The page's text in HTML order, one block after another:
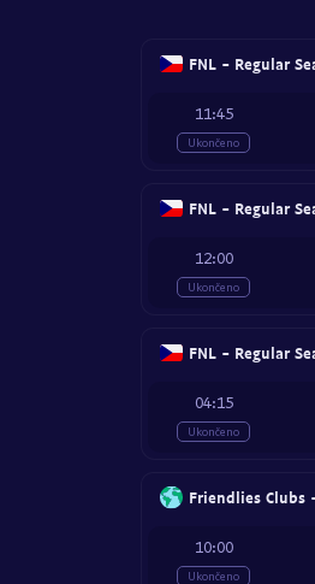
FNL - Regular
11:45
Ukončeno
FNL - Regular
12:00
Ukončeno
FNL - Regular
04:15
Ukončeno
Friendlies Clubs
10:00
Ukončeno